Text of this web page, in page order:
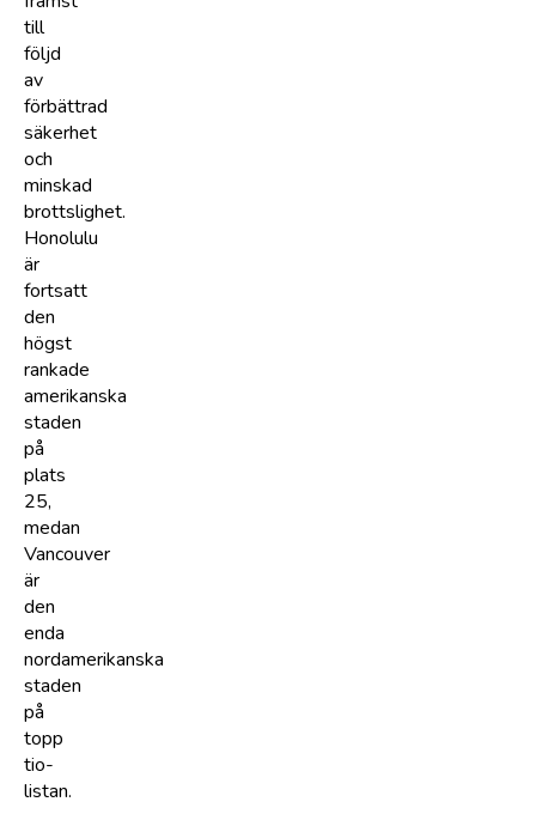
till
följd
av
förbättrad
säkerhet
och
minskad
brottslighet.
Honolulu
är
fortsatt
den
högst
rankade
amerikanska
staden
på
plats
25,
medan
Vancouver
är
den
enda
nordamerikanska
staden
på
topp
tio-
listan.